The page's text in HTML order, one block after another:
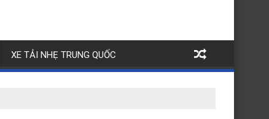
XE TẢI NHẸ TRUNG QUỐC